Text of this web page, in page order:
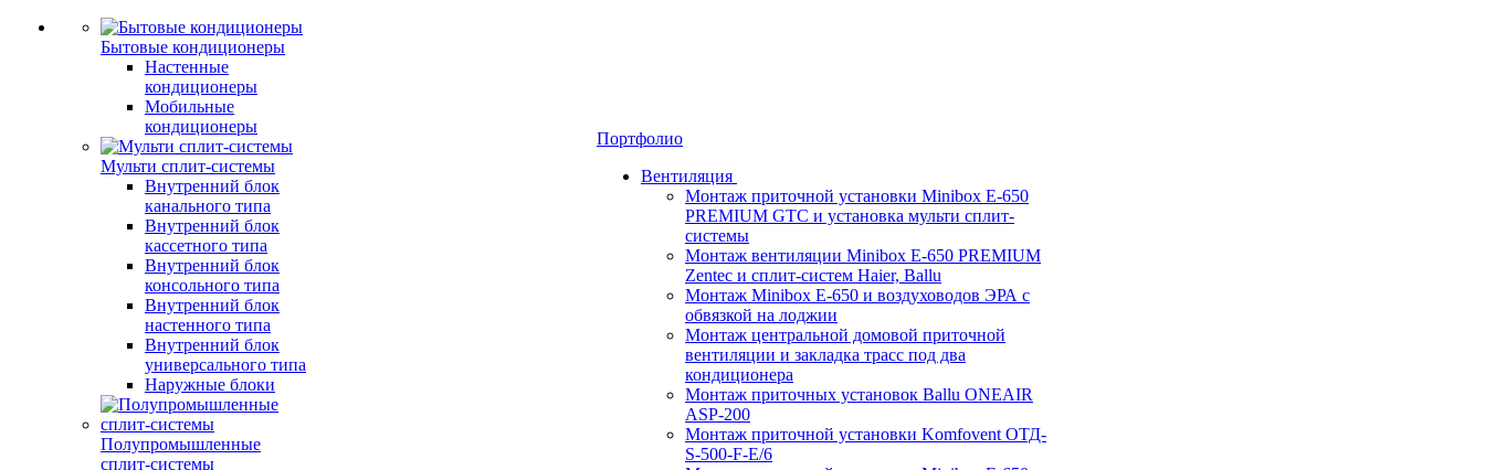
Бытовые кондиционеры
Настенные
кондиционеры
Мобильные
кондиционеры
Мульти сплит-системы
Внутренний блок
канального типа
Внутренний блок
кассетного типа
Внутренний блок
консольного типа
Внутренний блок
настенного типа
Внутренний блок
универсального типа
Наружные блоки
Полупромышленные
сплит-системы
Портфолио
Вентиляция
Монтаж приточной установки Minibox E-650
PREMIUM GTC и установка мульти сплит-
системы
Монтаж вентиляции Minibox E-650 PREMIUM
Zentec и сплит-систем Haier, Ballu
Монтаж Minibox E-650 и воздуховодов ЭРА с
обвязкой на лоджии
Монтаж центральной домовой приточной
вентиляции и закладка трасс под два
кондиционера
Монтаж приточных установок Ballu ONEAIR
ASP-200
Монтаж приточной установки Komfovent ОТД-
S-500-F-E/6